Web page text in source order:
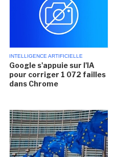
INTELLIGENCE ARTIFICIELLE
Google s'appuie sur l'IA
pour corriger 1 072 failles
dans Chrome